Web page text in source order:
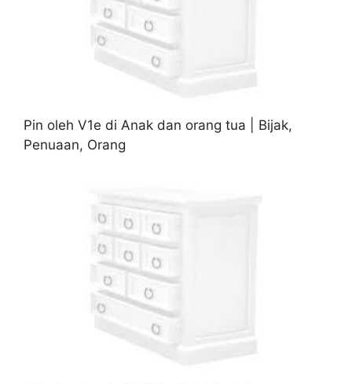
Pin oleh V1e di Anak dan orang tua | Bijak,
Penuaan, Orang